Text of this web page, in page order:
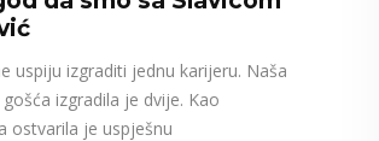
uspiju izgraditi jednu karijeru. Naša
izgradila je dvije. Kao
ostvarila je uspješnu